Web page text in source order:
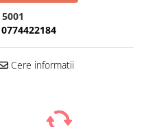
5001
0774422184
Cere informatii